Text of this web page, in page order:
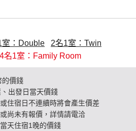
室：Double
2名1室：Twin
4名1室：Family Room
的價錢
、出發日當天價錢
住宿日不連續時將會產生價差
尚未有報價，詳情請電洽
天住宿1晚的價錢